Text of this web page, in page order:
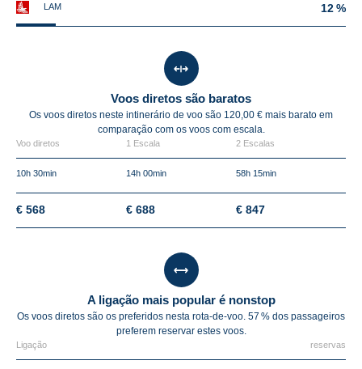
LAM 12 %
Voos diretos são baratos
Os voos diretos neste intinerário de voo são 120,00 € mais barato em
comparação com os voos com escala.
Voo diretos 1 Escala 2 Escalas
10h 30min 14h 00min 58h 15min
€ 568 € 688 € 847
A ligação mais popular é nonstop
Os voos diretos são os preferidos nesta rota-de-voo. 57 % dos passageiros
preferem reservar estes voos.
Ligação reservas